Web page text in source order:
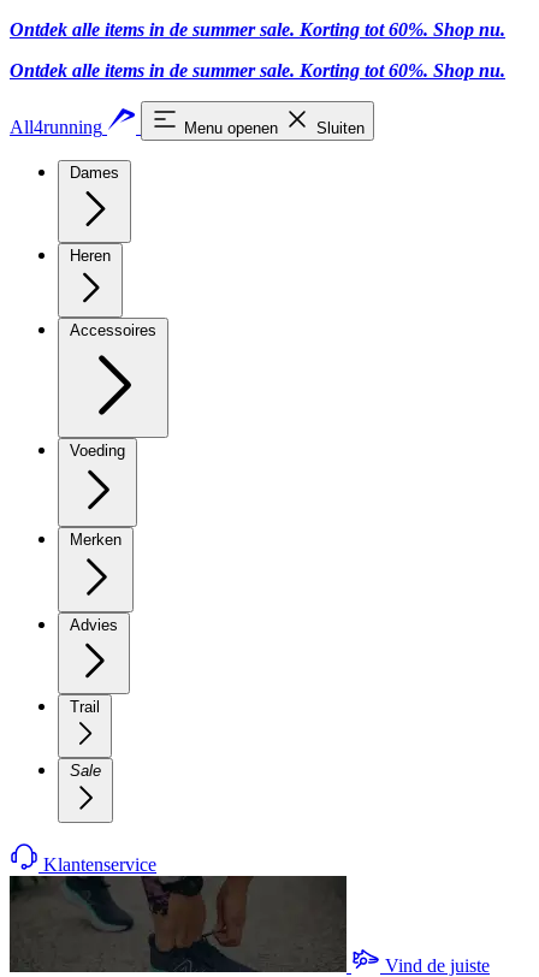
Ontdek alle items in de summer sale. Korting tot 60%. Shop nu.
Ontdek alle items in de summer sale. Korting tot 60%. Shop nu.
All4running Menu openen Sluiten
Dames
Heren
Accessoires
Voeding
Merken
Advies
Trail
Sale
Klantenservice
Vind de juiste